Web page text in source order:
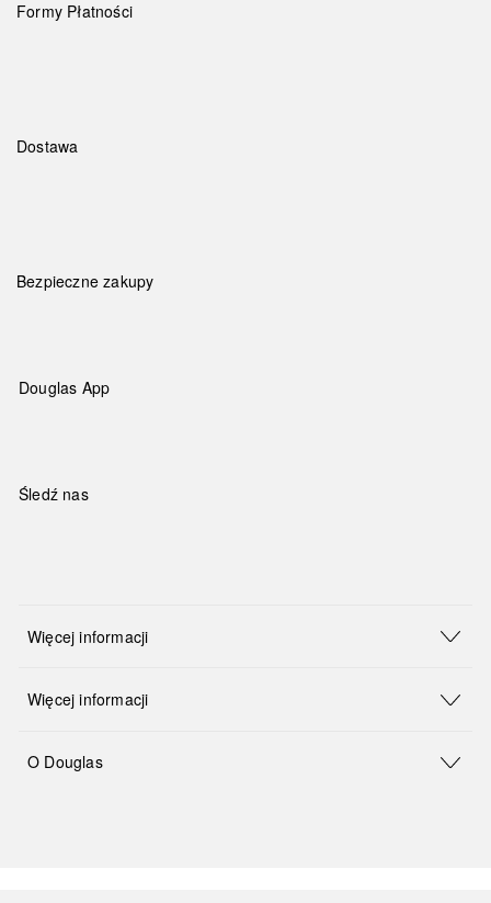
Formy Płatności
Dostawa
Bezpieczne zakupy
Douglas App
Śledź nas
Więcej informacji
Więcej informacji
O Douglas